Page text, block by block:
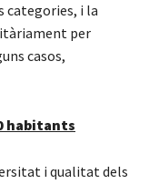
categories, i la
per
casos,
habitants
i qualitat dels